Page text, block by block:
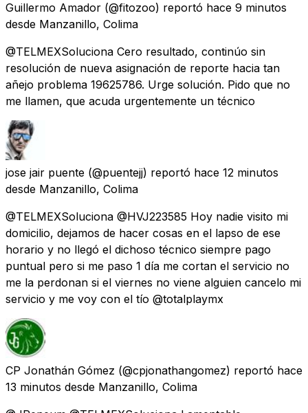
Guillermo Amador (@fitozoo) reportó hace 9 minutos
desde Manzanillo, Colima
@TELMEXSoluciona Cero resultado, continúo sin
resolución de nueva asignación de reporte hacia tan
añejo problema 19625786. Urge solución. Pido que no
me llamen, que acuda urgentemente un técnico
jose jair puente (@puentejj) reportó hace 12 minutos
desde Manzanillo, Colima
@TELMEXSoluciona @HVJ223585 Hoy nadie visito mi
domicilio, dejamos de hacer cosas en el lapso de ese
horario y no llegó el dichoso técnico siempre pago
puntual pero si me paso 1 día me cortan el servicio no
me la perdonan si el viernes no viene alguien cancelo mi
servicio y me voy con el tío @totalplaymx
CP Jonathán Gómez (@cpjonathangomez) reportó hace
13 minutos desde Manzanillo, Colima